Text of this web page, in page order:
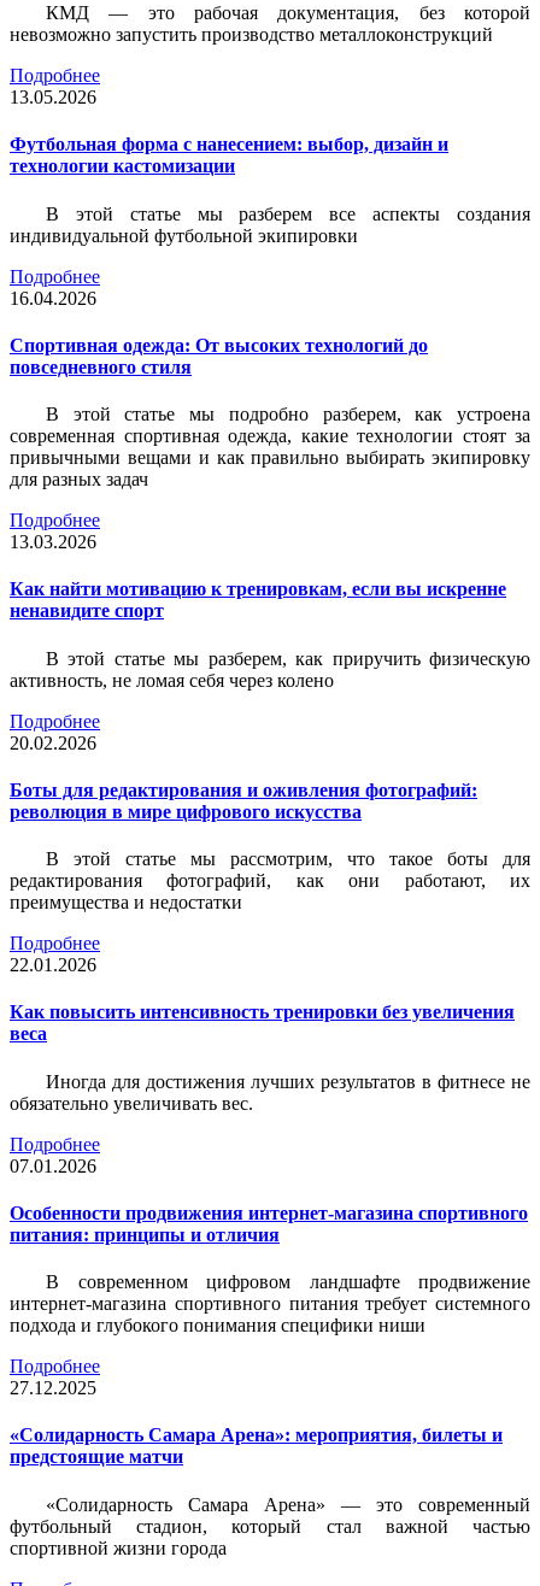
КМД — это рабочая документация, без которой
невозможно запустить производство металлоконструкций
Подробнее
13.05.2026
Футбольная форма с нанесением: выбор, дизайн и
технологии кастомизации
В этой статье мы разберем все аспекты создания
индивидуальной футбольной экипировки
Подробнее
16.04.2026
Спортивная одежда: От высоких технологий до
повседневного стиля
В этой статье мы подробно разберем, как устроена
современная спортивная одежда, какие технологии стоят за
привычными вещами и как правильно выбирать экипировку
для разных задач
Подробнее
13.03.2026
Как найти мотивацию к тренировкам, если вы искренне
ненавидите спорт
В этой статье мы разберем, как приручить физическую
активность, не ломая себя через колено
Подробнее
20.02.2026
Боты для редактирования и оживления фотографий:
революция в мире цифрового искусства
В этой статье мы рассмотрим, что такое боты для
редактирования фотографий, как они работают, их
преимущества и недостатки
Подробнее
22.01.2026
Как повысить интенсивность тренировки без увеличения
веса
Иногда для достижения лучших результатов в фитнесе не
обязательно увеличивать вес.
Подробнее
07.01.2026
Особенности продвижения интернет-магазина спортивного
питания: принципы и отличия
В современном цифровом ландшафте продвижение
интернет-магазина спортивного питания требует системного
подхода и глубокого понимания специфики ниши
Подробнее
27.12.2025
«Солидарность Самара Арена»: мероприятия, билеты и
предстоящие матчи
«Солидарность Самара Арена» — это современный
футбольный стадион, который стал важной частью
спортивной жизни города